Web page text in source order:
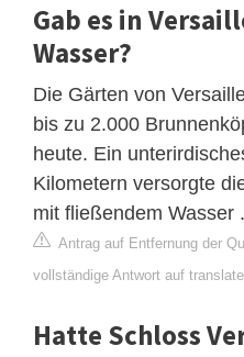
Gab es in
Wasser?
Die Gärten von
bis zu 2.000
heute. Ein
Kilometern versorgte
mit fließendem Wasser .
Antrag auf Entfernung der
vollständige Antwort auf
Hatte Schloss